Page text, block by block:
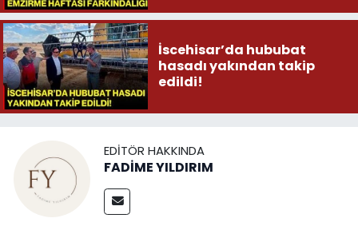
İscehisar’da hububat
hasadı yakından takip
edildi!
EDITÖR HAKKINDA
FADİME YILDIRIM